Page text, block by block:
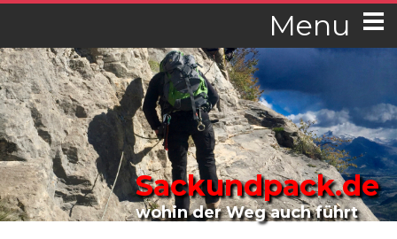
Menu
Sackundpack.de
wohin der Weg auch führt